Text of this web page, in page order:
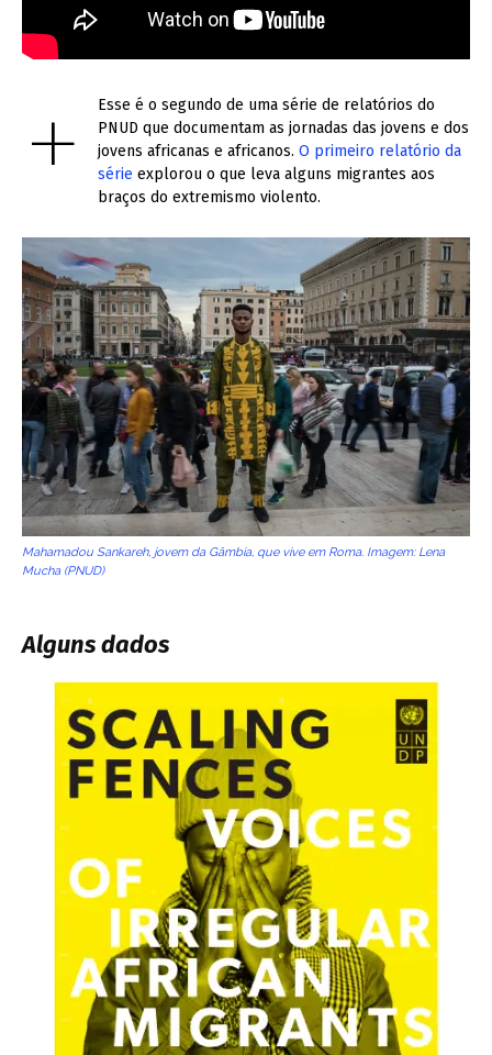
+
Esse é o segundo de uma série de relatórios do
PNUD que documentam as jornadas das jovens e dos
jovens africanas e africanos. O primeiro relatório da
série explorou o que leva alguns migrantes aos
braços do extremismo violento.
Mahamadou Sankareh, jovem da Gâmbia, que vive em Roma. Imagem: Lena
Mucha (PNUD)
Alguns dados